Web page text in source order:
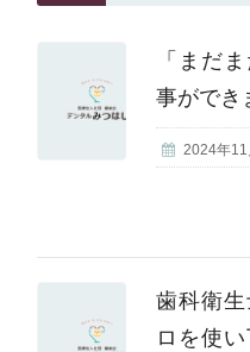
「まだ
事ができ
2024年11
歯科衛
ロを使